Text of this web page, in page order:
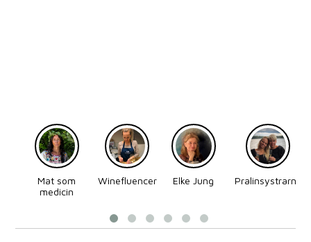
Mat som
medicin
Winefluencer Elke Jung
Pralinsystrarna